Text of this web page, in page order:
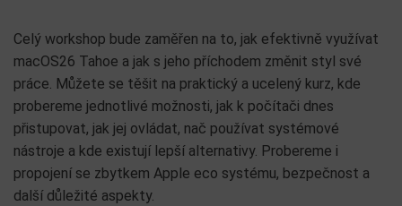
Celý workshop bude zaměřen na to, jak efektivně využívat
macOS26 Tahoe a jak s jeho příchodem změnit styl své
práce. Můžete se těšit na praktický a ucelený kurz, kde
probereme jednotlivé možnosti, jak k počítači dnes
přistupovat, jak jej ovládat, nač používat systémové
nástroje a kde existují lepší alternativy. Probereme i
propojení se zbytkem Apple eco systému, bezpečnost a
další důležité aspekty.